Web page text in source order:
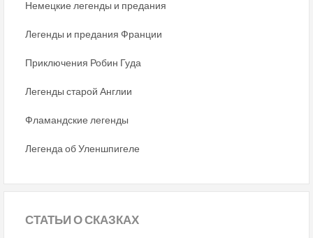
Немецкие легенды и предания
Легенды и предания Франции
Приключения Робин Гуда
Легенды старой Англии
Фламандские легенды
Легенда об Уленшпигеле
СТАТЬИО СКАЗКАХ